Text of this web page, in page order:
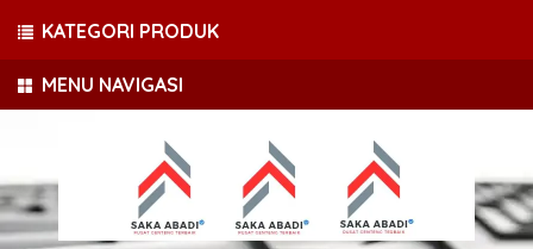
MENU NAVIGASI
KATEGORI PRODUK